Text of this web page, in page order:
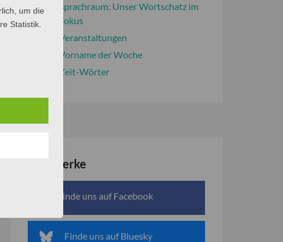
Sprachraum: Unser Wortschatz im
Fokus
Veranstaltungen
Vorname der Woche
Zeit-Wörter
Netzwerke
Finde uns auf Facebook
Finde uns auf Bluesky
um die
Statistik.